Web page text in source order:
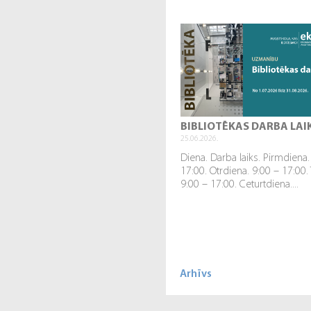
BIBLIOTĒKAS DARBA
25.06.2026.
Diena. Darba laiks. Pirmdiena.
17:00. Otrdiena. 9:00 – 17:00.
9:00 – 17:00. Ceturtdiena....
Arhīvs